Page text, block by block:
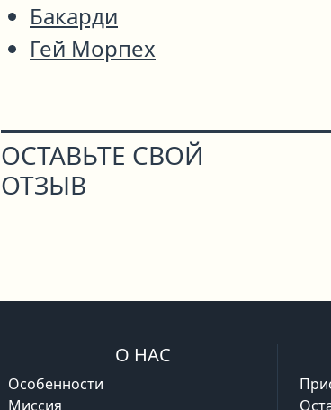
Бакарди
Гей Морпех
ОСТАВЬТЕ СВОЙ
ОТЗЫВ
О НАС
Особенности
Миссия